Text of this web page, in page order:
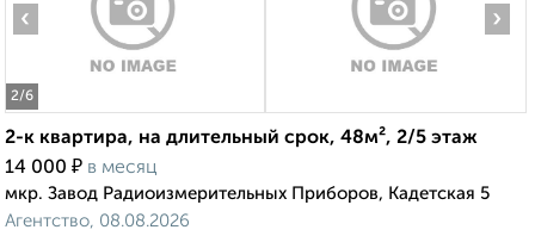
2/6
‹ ›
2-к квартира, на длительный срок, 48м², 2/5 этаж
14 000 ₽ в месяц
мкр. Завод Радиоизмерительных Приборов, Кадетская 5
Агентство, 08.08.2026